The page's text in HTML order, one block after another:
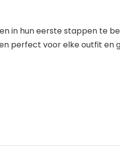
in hun eerste stappen te
perfect voor elke outfit en